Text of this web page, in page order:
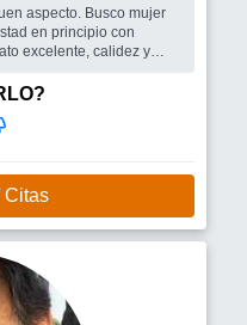
aspecto. Busco mujer
en principio con
excelente, calidez y
o pareja. Educada,
onda.